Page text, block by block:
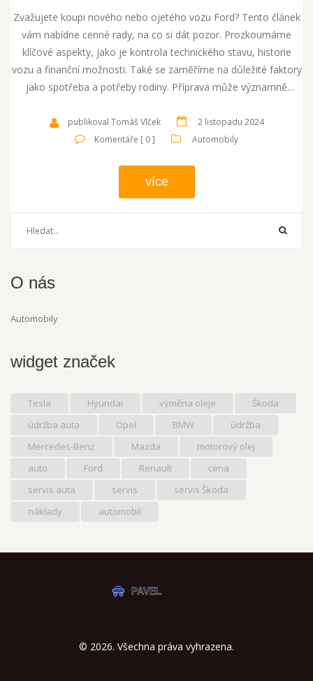
Zvažujete koupi nového nebo ojetého vozu Ford? Tento článek
vám nabídne cenné rady, na co si dát pozor. Prozkoumáme
klíčové aspekty, jako je kontrola technického stavu, historie
vozu a finanční možnosti. Také se zaměříme na důležité faktory
jako spotřeba a potřeby rodiny. Příprava může významně
publikoval Tomáš Vlček
2 listopadu 2024
Komentáře [ 0 ]
Automobily
více
O nás
Automobily
widget značek
Tesla Hyundai výměna oleje
Škoda
údržba auta
Opel BMW
údržba
Mercedes-Benz
Mazda
motorový olej
auto
Ford Renault
cena
servis auta
servis
servis Škoda
náklady
automobil
© 2026. Všechna práva vyhrazena.